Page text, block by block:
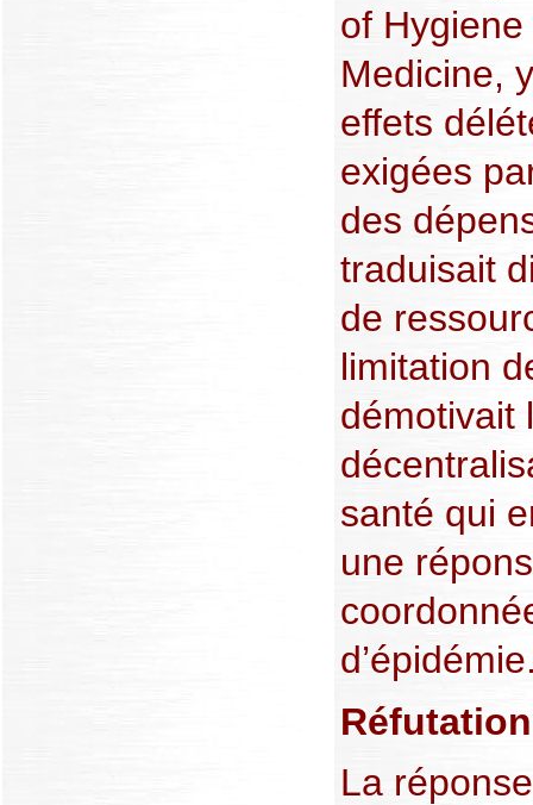
of
Medicine,
effets
exigées
des
traduisait
de
limitation
démotivait
santé qui
une
La